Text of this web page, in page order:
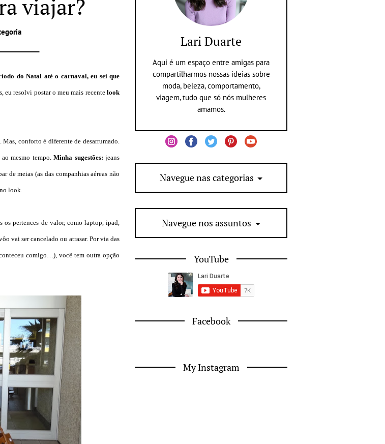
viajar?
do Natal até o carnaval, eu sei que
eu resolvi postar o meu mais recentelook
. Mas, conforto é diferente de desarrumado.
ao mesmo tempo.Minha sugestões: jeans
de meias (as das companhias aéreas não
look.
os pertences de valor, como laptop, ipad,
vai ser cancelado ou atrasar. Por via das
comigo…), você tem outra opção
Lari Duarte
Aqui é um espaço entre amigas para
compartilharmos nossas ideias sobre
moda, beleza, comportamento,
viagem, tudo que só nós mulheres
amamos.
Navegue nas categorias
Navegue nos assuntos
YouTube
Facebook
My Instagram